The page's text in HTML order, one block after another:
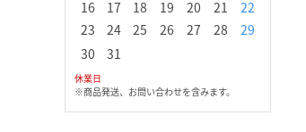
16
17 18 19 20 21
22
23
24 25 26 27 28
29
30
31
休業日
※商品発送、お問い合わせを含みます。